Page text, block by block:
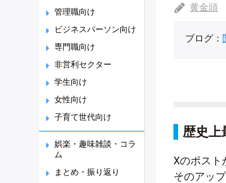
管理職向け
ビジネスパーソン向け
専門職向け
非営利セクター
学生向け
女性向け
子育て世代向け
娯楽・趣味雑談・コラ
ム
まとめ・振り返り
黄金頭
ブログ：
歴史上
Xのポスト
そのアッ